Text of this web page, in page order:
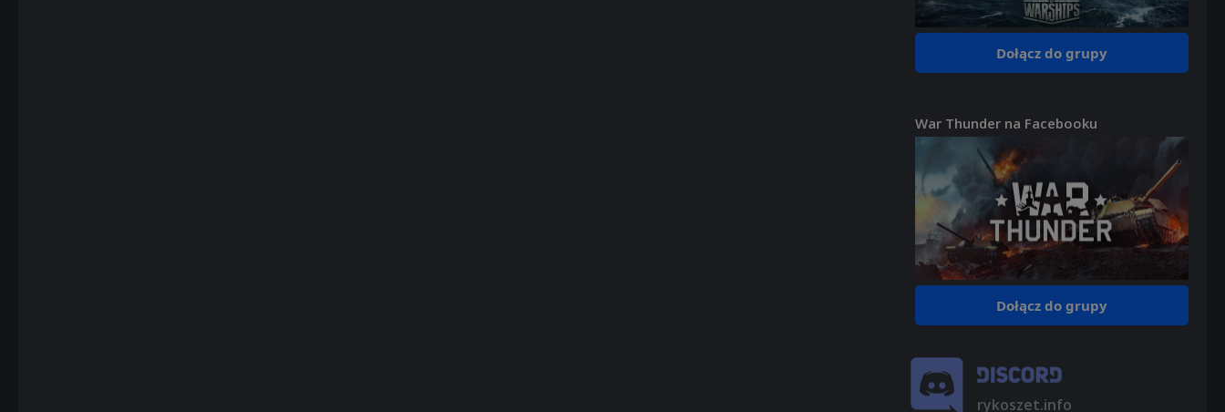
Dołącz do grupy
War Thunder na Facebooku
Dołącz do grupy
rykoszet.info